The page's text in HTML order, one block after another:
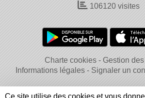
106120 visites
Charte cookies
Gestion
Informations légales
Signaler un
Ce site utilise des cookies et vous